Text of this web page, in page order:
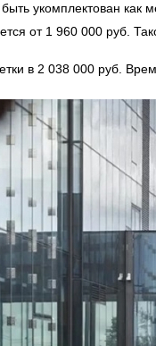
укомплектован как
от 1 960 000 руб.
в 2 038 000 руб.